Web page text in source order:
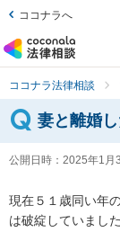
ココナラへ
ココナラ法律相談
妻と離婚
公開日時： 2025年1月
現在５１歳同い年
は破綻していまし